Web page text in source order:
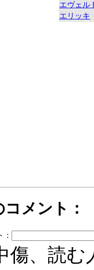
エヴェル
エリッキ
メント：
：
傷、読